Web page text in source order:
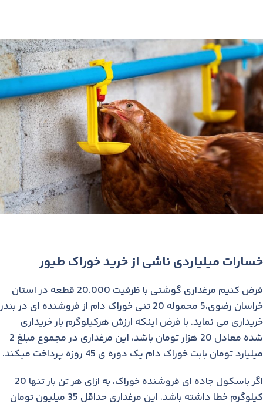
خسارات میلیاردی ناشی از خرید خوراک طیور
فرض کنیم مرغداری گوشتی با ظرفیت 20.000 قطعه در استان
خراسان رضوی،5 محموله 20 تنی خوراک دام از فروشنده ای در بندر
خریداری می نماید. با فرض اینکه ارزش هرکیلوگرم بار خریداری
شده معادل 20 هزار تومان باشد، این مرغداری در مجموع مبلغ 2
میلیارد تومان بابت خوراک دام یک دوره ی 45 روزه پرداخت میکند.
اگر باسکول جاده ای فروشنده خوراک، به ازای هر تن بار تنها 20
کیلوگرم خطا داشته باشد، این مرغداری حداقل 35 میلیون تومان